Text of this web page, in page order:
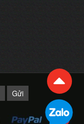
Gửi